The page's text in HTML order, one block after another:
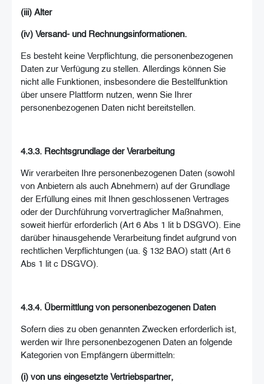
(iii) Alter
(iv) Versand- und Rechnungsinformationen.
Es besteht keine Verpflichtung, die personenbezogenen
Daten zur Verfügung zu stellen. Allerdings können Sie
nicht alle Funktionen, insbesondere die Bestellfunktion
über unsere Plattform nutzen, wenn Sie Ihrer
personenbezogenen Daten nicht bereitstellen.
4.3.3. Rechtsgrundlage der Verarbeitung
Wir verarbeiten Ihre personenbezogenen Daten (sowohl
von Anbietern als auch Abnehmern) auf der Grundlage
der Erfüllung eines mit Ihnen geschlossenen Vertrages
oder der Durchführung vorvertraglicher Maßnahmen,
soweit hierfür erforderlich (Art 6 Abs 1 lit b DSGVO). Eine
darüber hinausgehende Verarbeitung findet aufgrund von
rechtlichen Verpflichtungen (ua. § 132 BAO) statt (Art 6
Abs 1 lit c DSGVO).
4.3.4. Übermittlung von personenbezogenen Daten
Sofern dies zu oben genannten Zwecken erforderlich ist,
werden wir Ihre personenbezogenen Daten an folgende
Kategorien von Empfängern übermitteln:
(i) von uns eingesetzte Vertriebspartner,